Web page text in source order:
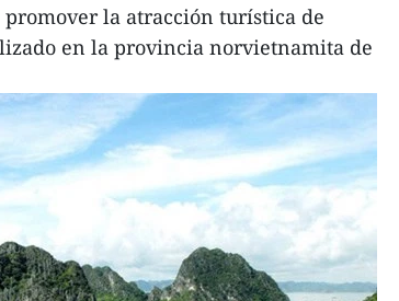
promover la atracción turística de
en la provincia norvietnamita de